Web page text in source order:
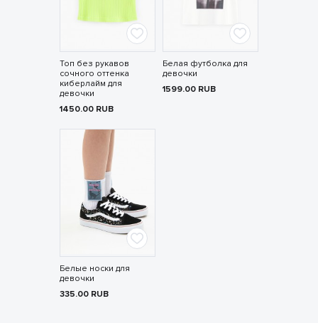
Топ без рукавов
сочного оттенка
киберлайм для
девочки
1450.00 RUB
Белая футболка для
девочки
1599.00 RUB
Белые носки для
девочки
335.00 RUB